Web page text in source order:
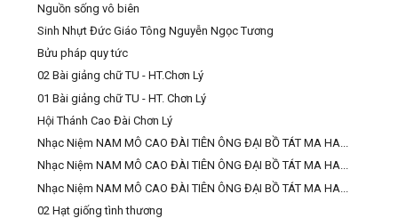
Nguồn sống vô biên
Sinh Nhựt Đức Giáo Tông Nguyễn Ngọc Tương
Bửu pháp quy tức
02 Bài giảng chữ TU - HT.Chơn Lý
01 Bài giảng chữ TU - HT. Chơn Lý
Hội Thánh Cao Đài Chơn Lý
Nhạc Niệm NAM MÔ CAO ĐÀI TIÊN ÔNG ĐẠI BỒ TÁT MA HA...
Nhạc Niệm NAM MÔ CAO ĐÀI TIÊN ÔNG ĐẠI BỒ TÁT MA HA...
Nhạc Niệm NAM MÔ CAO ĐÀI TIÊN ÔNG ĐẠI BỒ TÁT MA HA...
02 Hạt giống tình thương